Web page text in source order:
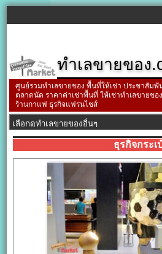
ทำเลขายของ
ศูนย์รวมทำเลขายของ พื้นที่ให้เช่า ประชาสัม
ตลาดนัด ราคาค่าเช่าพื้นที่ ให้เช่าทำเลขายข
ร้านกาแฟ ธุรกิจแฟรนไชส์
ธุรกิจกระเ